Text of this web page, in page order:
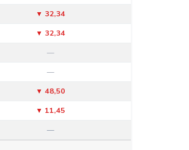
▼ 32,34
▼ 32,34
—
—
▼ 48,50
▼ 11,45
—